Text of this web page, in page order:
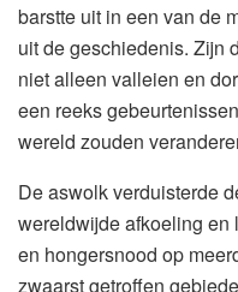
barstte uit in een van de
uit de geschiedenis. Zijn
niet alleen valleien en
een reeks
wereld zouden
De aswolk verduisterde
wereldwijde afkoeling en
en hongersnood op
zwaarst getroffen